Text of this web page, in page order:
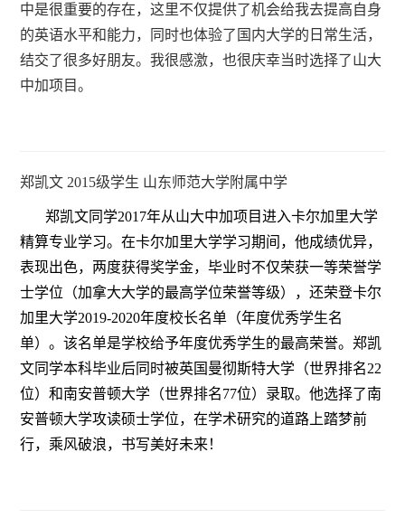
中是很重要的存在，这里不仅提供了机会给我去提高自身
的英语水平和能力，同时也体验了国内大学的日常生活，
结交了很多好朋友。我很感激，也很庆幸当时选择了山大
中加项目。
郑凯文 2015级学生 山东师范大学附属中学
郑凯文同学2017年从山大中加项目进入卡尔加里大学
精算专业学习。在卡尔加里大学学习期间，他成绩优异，
表现出色，两度获得奖学金，毕业时不仅荣获一等荣誉学
士学位（加拿大大学的最高学位荣誉等级），还荣登卡尔
加里大学2019-2020年度校长名单（年度优秀学生名
单）。该名单是学校给予年度优秀学生的最高荣誉。郑凯
文同学本科毕业后同时被英国曼彻斯特大学（世界排名22
位）和南安普顿大学（世界排名77位）录取。他选择了南
安普顿大学攻读硕士学位，在学术研究的道路上踏梦前
行，乘风破浪，书写美好未来！